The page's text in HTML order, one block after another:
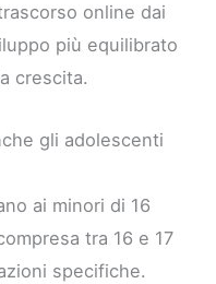
online dai
più equilibrato
crescita.
gli adolescenti
ai minori di 16
tra 16 e 17
specifiche.